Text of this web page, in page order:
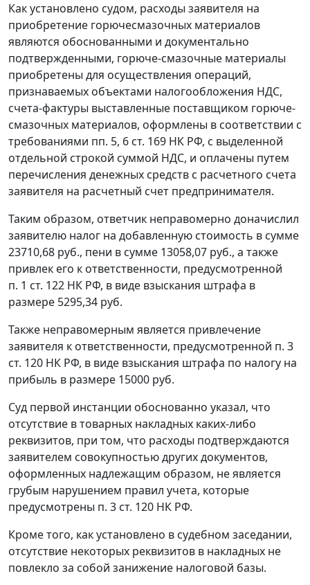
Как установлено судом, расходы заявителя на
приобретение горючесмазочных материалов
являются обоснованными и документально
подтвержденными, горюче-смазочные материалы
приобретены для осуществления операций,
признаваемых объектами налогообложения НДС,
счета-фактуры выставленные поставщиком горюче-
смазочных материалов, оформлены в соответствии с
требованиями пп. 5, 6 ст. 169 НК РФ, с выделенной
отдельной строкой суммой НДС, и оплачены путем
перечисления денежных средств с расчетного счета
заявителя на расчетный счет предпринимателя.
Таким образом, ответчик неправомерно доначислил
заявителю налог на добавленную стоимость в сумме
23710,68 руб., пени в сумме 13058,07 руб., а также
привлек его к ответственности, предусмотренной
п. 1 ст. 122 НК РФ, в виде взыскания штрафа в
размере 5295,34 руб.
Также неправомерным является привлечение
заявителя к ответственности, предусмотренной п. 3
ст. 120 НК РФ, в виде взыскания штрафа по налогу на
прибыль в размере 15000 руб.
Суд первой инстанции обоснованно указал, что
отсутствие в товарных накладных каких-либо
реквизитов, при том, что расходы подтверждаются
заявителем совокупностью других документов,
оформленных надлежащим образом, не является
грубым нарушением правил учета, которые
предусмотрены п. 3 ст. 120 НК РФ.
Кроме того, как установлено в судебном заседании,
отсутствие некоторых реквизитов в накладных не
повлекло за собой занижение налоговой базы.